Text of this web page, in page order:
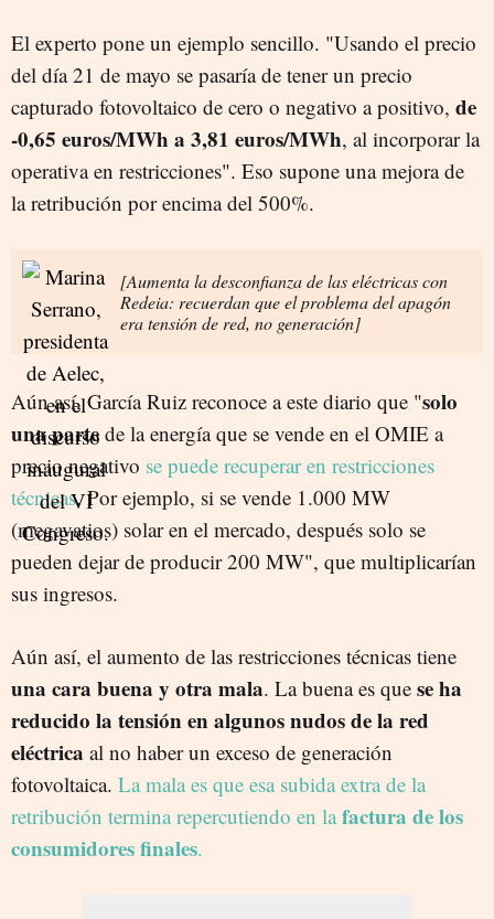
El experto pone un ejemplo sencillo. "Usando el precio
del día 21 de mayo se pasaría de tener un precio
capturado fotovoltaico de cero o negativo a positivo, de
-0,65 euros/MWh a 3,81 euros/MWh, al incorporar la
operativa en restricciones". Eso supone una mejora de
la retribución por encima del 500%.
[Aumenta la desconfianza de las eléctricas con
Redeia: recuerdan que el problema del apagón
era tensión de red, no generación]
Aún así, García Ruiz reconoce a este diario que "solo
una parte de la energía que se vende en el OMIE a
precio negativo se puede recuperar en restricciones
técnicas. Por ejemplo, si se vende 1.000 MW
(megavatios) solar en el mercado, después solo se
pueden dejar de producir 200 MW", que multiplicarían
sus ingresos.
Aún así, el aumento de las restricciones técnicas tiene
una cara buena y otra mala. La buena es que se ha
reducido la tensión enalgunos nudos de la red
eléctrica al no haber un exceso de generación
fotovoltaica. La mala es que esa subida extra de la
retribución termina repercutiendo en lafactura de los
consumidores finales.